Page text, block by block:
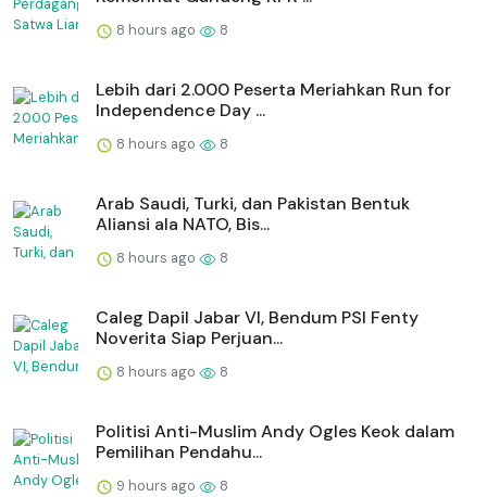
8 hours ago 8
Lebih dari 2.000 Peserta Meriahkan Run for
Independence Day ...
8 hours ago 8
Arab Saudi, Turki, dan Pakistan Bentuk
Aliansi ala NATO, Bis...
8 hours ago 8
Caleg Dapil Jabar VI, Bendum PSI Fenty
Noverita Siap Perjuan...
8 hours ago 8
Politisi Anti-Muslim Andy Ogles Keok dalam
Pemilihan Pendahu...
9 hours ago 8